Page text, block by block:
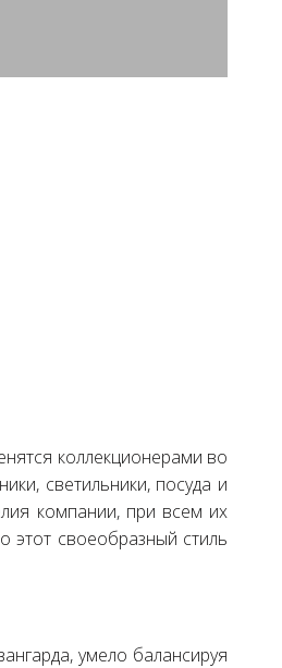
коллекционерами во
светильники, посуда и
компании, при всем их
своеобразный стиль
умело балансируя